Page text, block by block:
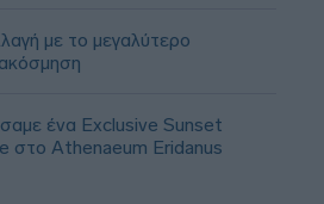
με το μεγαλύτερο
ένα Exclusive Sunset
στο Athenaeum Eridanus